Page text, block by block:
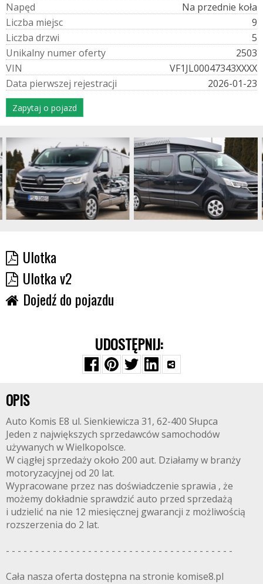
Napęd
Na przednie koła
Liczba miejsc
9
Liczba drzwi
5
Unikalny numeroferty
2503
VIN
VF1JL00047343XXXX
Data pierwszej rejestracji 2026-01-23
Zapytaj o pojazd
Ulotka
Ulotka v2
Dojedź do pojazdu
UDOSTĘPNIJ:
OPIS
Auto Komis E8 ul. Sienkiewicza 31, 62-400 Słupca
Jeden z największych sprzedawców samochodów
używanych w Wielkopolsce.
W ciągłej sprzedaży około 200 aut. Działamy w branży
motoryzacyjnej od 20 lat.
Wypracowane przez nas doświadczenie sprawia , że
możemy dokładnie sprawdzić auto przed sprzedażą
i udzielić na nie 12 miesięcznej gwarancji z możliwością
rozszerzenia do 2 lat.
- - - - - - - - - - - - - - - - - - - - - - - - - - - - - - - - - - - - - - -
Cała nasza oferta dostępna na stronie komise8.pl